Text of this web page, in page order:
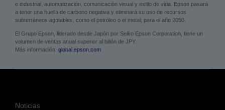
e industrial, automatización, comunicación visual y estilo de vida. Epson pasará
a tener una huella de carbono negativa y eliminará su uso de recursos
subterráneos agotables, como el petróleo o el metal, para el año 2050.
El Grupo Epson, liderado desde Japón por Seiko Epson Corporation, tiene un
volumen de ventas anual superior al billón de JPY.
Más información: global.epson.com
Noticias